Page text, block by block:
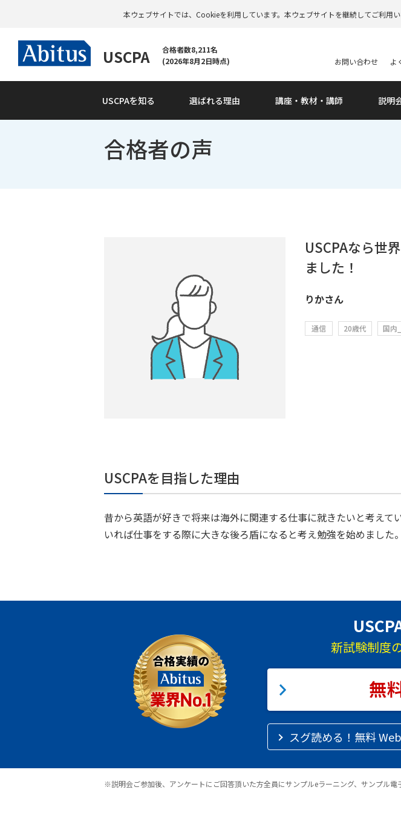
本ウェブサイトでは、Cookieを利用しています。本ウェブサイトを継続してご利用い
USCPA
合格者数8,211名
(2026年8月2日時点)
USCPAを知る 選ばれる理由 講座・教材・講師 説明
お問い合わせ よ
合格者の声
USCPAなら世
ました！
りかさん
通信 20歳代 国内
USCPAを目指した理由
昔から英語が好きで将来は海外に関連する仕事に就きたいと考え
いれば仕事をする際に大きな後ろ盾になると考え勉強を始めました。
新試験制度
スグ読める！無料
※説明会ご参加後、アンケートにご回答頂いた方全員にサンプルeラーニング、サンプル電